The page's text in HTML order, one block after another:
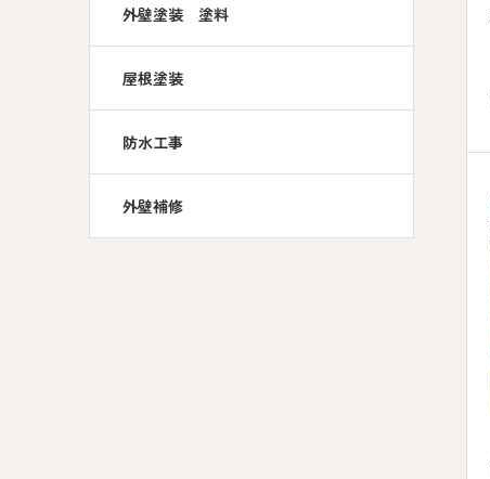
外壁塗装 塗料
屋根塗装
防水工事
外壁補修